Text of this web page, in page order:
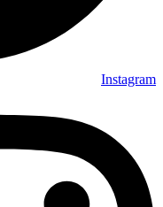
Instagram